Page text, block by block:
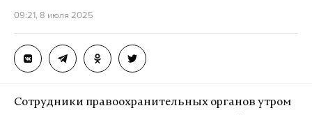
09:21, 8 июля 2025
Сотрудники правоохранительных органов утром